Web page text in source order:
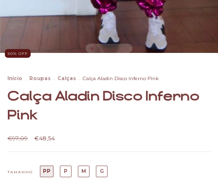
50% OFF
Início . Roupas . Calças . Calça Aladin Disco Inferno Pink
Calça Aladin Disco Inferno
Pink
€97,09 €48,54
TAMANHO PP P M G